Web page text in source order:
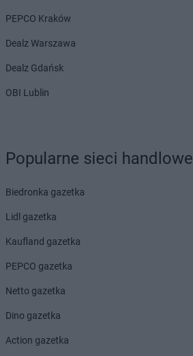
PEPCO Kraków
Dealz Warszawa
Dealz Gdańsk
OBI Lublin
Popularne sieci handlowe
Biedronka gazetka
Lidl gazetka
Kaufland gazetka
PEPCO gazetka
Netto gazetka
Dino gazetka
Action gazetka